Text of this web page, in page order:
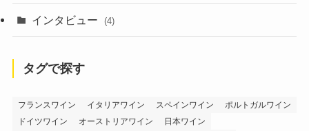
インタビュー (4)
タグで探す
フランスワイン イタリアワイン スペインワイン
ポルトガルワイン
ドイツワイン
オーストリアワイン
日本ワイン